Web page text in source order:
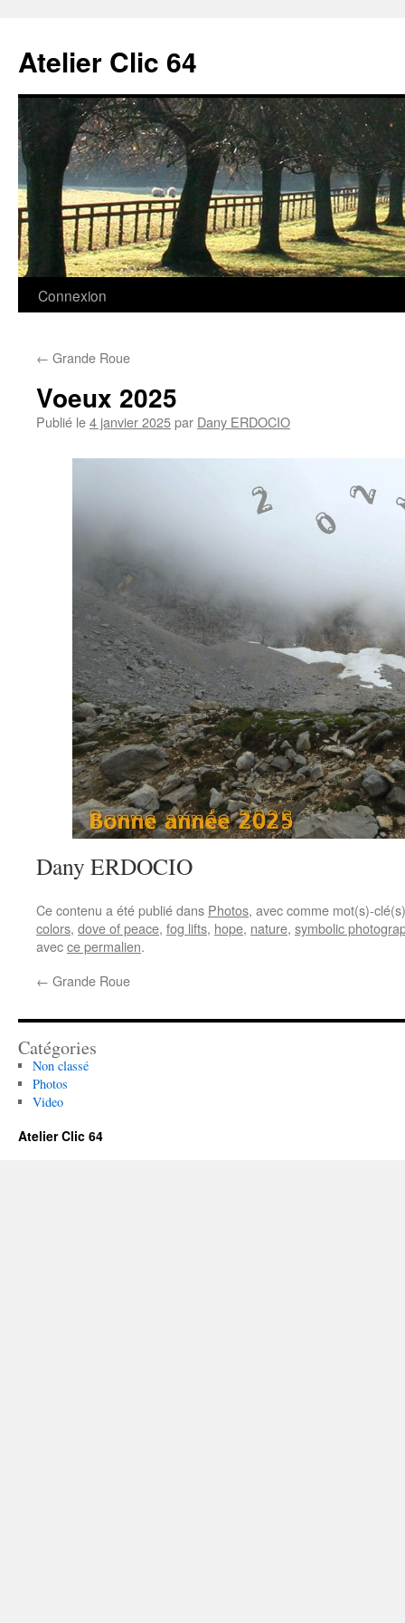
contenu
Atelier Clic 64
Connexion
← Grande Roue
Voeux 2025
Publié le4 janvier 2025par Dany ERDOCIO
Dany ERDOCIO
Ce contenu a été publié dans Photos, avec comme mot(s)-
colors, dove of peace, fog lifts, hope, nature, symbolic
avecce permalien.
← Grande Roue
Catégories
Non classé
Photos
Video
Atelier Clic 64